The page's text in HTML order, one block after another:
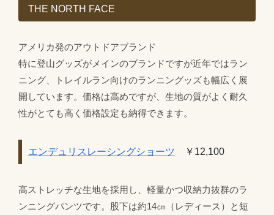
THE NORTH FACE
アメリカ発のアウトドアブランド
特に登山グッズがメインのブランドですが近年ではラン
ニング、トレイルラン向けのランニングッズも幅広く展
開しています。価格は高めですが、生地の質がよく耐久
性がとても高く価格設定も納得できます。
エンデュリスレーシングショーツ ￥12,100
高ストレッチな生地を採用し、軽量かつ収納力抜群のラ
ンニングパンツです。股下は約14㎝（レディース）と短